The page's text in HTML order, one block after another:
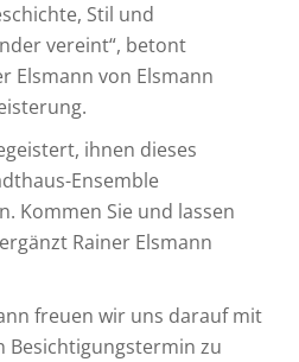
Stil und
vereint“, betont
Elsmann von Elsmann
ihnen dieses
Ensemble
Kommen Sie und lassen
Rainer Elsmann
freuen wir uns darauf mit
Besichtigungstermin zu